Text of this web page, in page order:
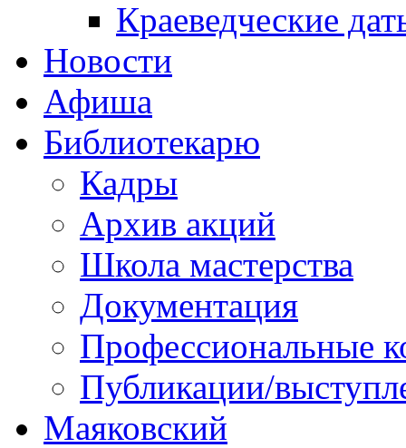
Краеведческие
Новости
Афиша
Библиотекарю
Кадры
Архив акций
Школа мастерства
Документация
Профессиональные
Публикации/
Маяковский